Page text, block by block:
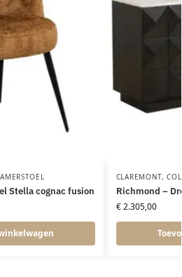
Stella cognac fusion
CLAREMONT,
Richmond –
€2.305,00